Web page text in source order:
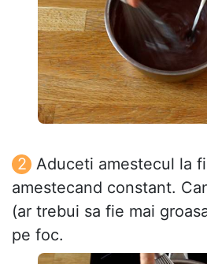
Aduceti amestecul la
amestecand constant.
(ar trebui sa fie mai
pe foc.